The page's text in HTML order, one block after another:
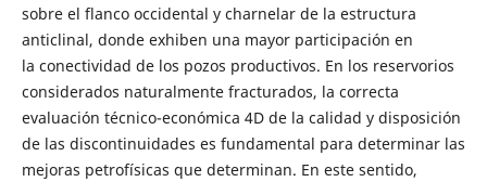
sobre el flanco occidental y charnelar de la estructura
anticlinal, donde exhiben una mayor participación en
la conectividad de los pozos productivos. En los reservorios
considerados naturalmente fracturados, la correcta
evaluación técnico-económica 4D de la calidad y disposición
de las discontinuidades es fundamental para determinar las
mejoras petrofísicas que determinan. En este sentido,